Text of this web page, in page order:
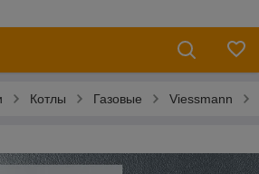
Котлы Газовые Viessmann